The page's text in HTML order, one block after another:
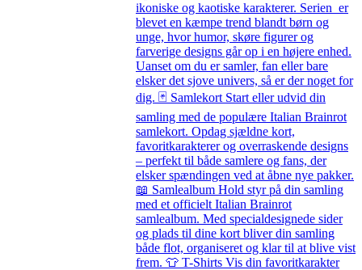
ikoniske og kaotiske karakterer. Serien er
blevet en kæmpe trend blandt børn og
unge, hvor humor, skøre figurer og
farverige designs går op i en højere enhed.
Uanset om du er samler, fan eller bare
elsker det sjove univers, så er der noget for
dig. 🃏 Samlekort Start eller udvid din
samling med de populære Italian Brainrot
samlekort. Opdag sjældne kort,
favoritkarakterer og overraskende designs
– perfekt til både samlere og fans, der
elsker spændingen ved at åbne nye pakker.
📖 Samlealbum Hold styr på din samling
med et officielt Italian Brainrot
samlealbum. Med specialdesignede sider
og plads til dine kort bliver din samling
både flot, organiseret og klar til at blive vist
frem. 👕 T-Shirts Vis din favoritkarakter